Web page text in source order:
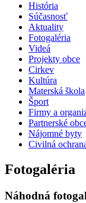
História
Súčasnosť
Aktuality
Fotogaléria
Videá
Projekty obce
Cirkev
Kultúra
Materská škola
Šport
Firmy a
Partnerské
Nájomné byty
Civilná
Fotogaléria
Náhodná